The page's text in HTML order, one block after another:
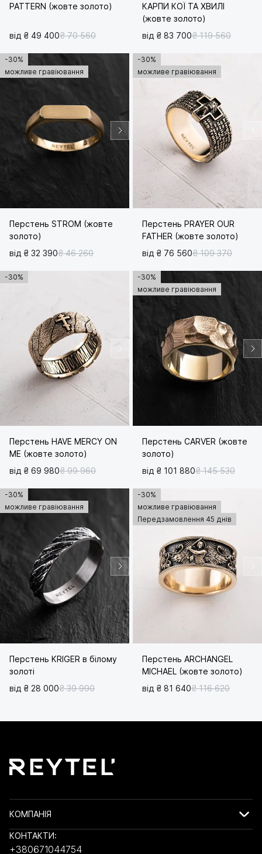
PATTERN (жовте золото)
від ₴ 49 400₴ 70 560
КАРПИ КОЇ ТА ХВИЛІ
(жовте золото)
від ₴ 83 700₴ 119 560
-30%
можливе гравіювання
Перстень STROM (жовте
золото)
від ₴ 32 390₴ 46 260
-30%
можливе гравіювання
Перстень PRAYER OUR
FATHER (жовте золото)
від ₴ 76 560₴ 109 370
-30%
Перстень HAVE MЕRCY ON
ME (жовте золото)
від ₴ 69 980₴ 99 960
-30%
можливе гравіювання
Перстень CARVER (жовте
золото)
від ₴ 101 880₴ 145 530
-30%
можливе гравіювання
Перстень KRIGER в білому
золоті
від ₴ 28 000₴ 39 990
-30%
можливе гравіювання
Передзамовлення 45 днів
Перстень ARCHANGEL
MICHAEL (жовте золото)
від ₴ 81 640₴ 116 620
КОМПАНІЯ
КОНТАКТИ:
+380671044754